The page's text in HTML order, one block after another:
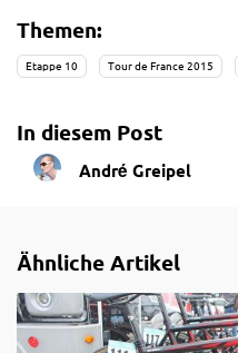
Auf den nächsten Seiten
10. Etappe der Tour de
Themen:
Etappe 10 Tour de France 2015
In diesem Post
André Greipel
Ähnliche Artikel